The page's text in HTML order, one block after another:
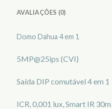
AVALIAÇÕES (0)
Domo Dahua 4 em 1
5MP@25ips (CVI)
Saída DIP comutável 4 em 1
ICR, 0,001 lux, Smart IR 30m